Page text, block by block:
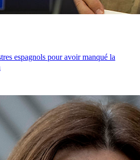
espagnols pour avoir manqué la